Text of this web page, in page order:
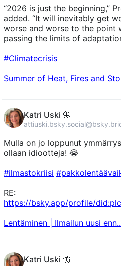
“2026 is just the beginning,”
added. “It will inevitably get
worse and worse to the point
passing the limits of
#Climatecrisis
Summer of Heat, Fires and
Katri Uski 🦋
Mulla on jo loppunut
ollaan idiootteja! 😭
#ilmastokriisi
RE:
https://bsky.app/profile/
Lentäminen | Ilmailun uusi
Katri Uski 🦋